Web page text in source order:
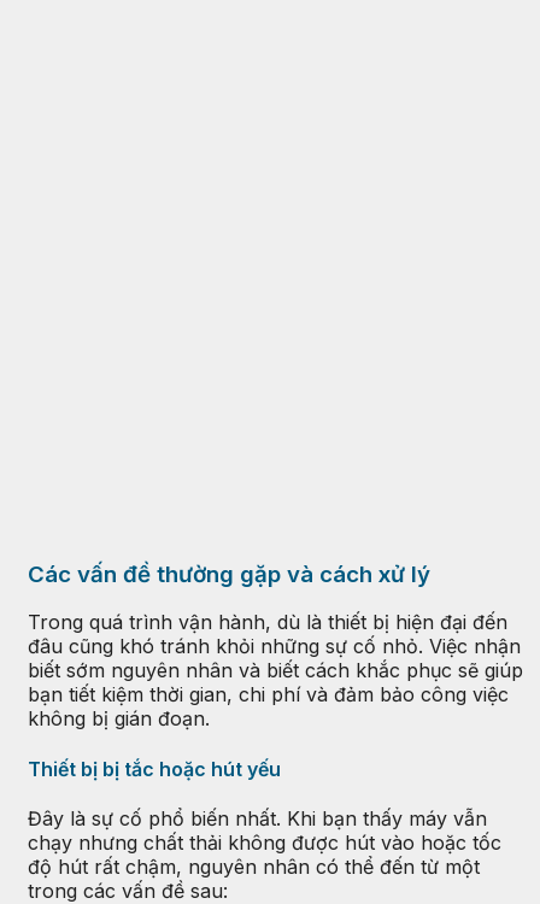
Các vấn đề thường gặp và cách xử lý
Trong quá trình vận hành, dù là thiết bị hiện đại đến
đâu cũng khó tránh khỏi những sự cố nhỏ. Việc nhận
biết sớm nguyên nhân và biết cách khắc phục sẽ giúp
bạn tiết kiệm thời gian, chi phí và đảm bảo công việc
không bị gián đoạn.
Thiết bị bị tắc hoặc hút yếu
Đây là sự cố phổ biến nhất. Khi bạn thấy máy vẫn
chạy nhưng chất thải không được hút vào hoặc tốc
độ hút rất chậm, nguyên nhân có thể đến từ một
trong các vấn đề sau: